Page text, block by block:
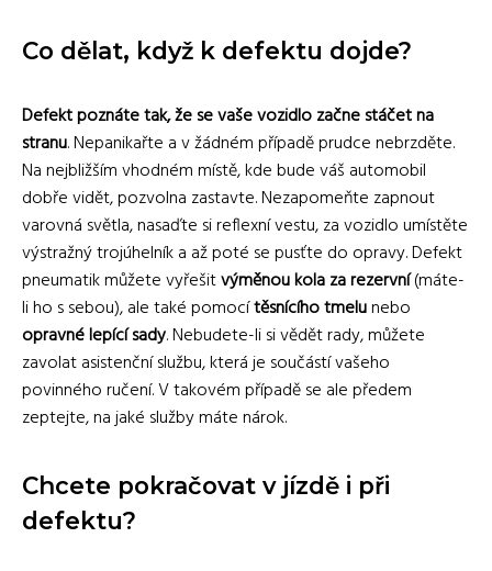
Co dělat, když k defektu dojde?
Defekt poznáte tak, že se vaše vozidlo začne stáčet na
stranu. Nepanikařte a v žádném případě prudce nebrzděte.
Na nejbližším vhodném místě, kde bude váš automobil
dobře vidět, pozvolna zastavte. Nezapomeňte zapnout
varovná světla, nasaďte si reflexní vestu, za vozidlo umístěte
výstražný trojúhelník a až poté se pusťte do opravy. Defekt
pneumatik můžete vyřešitvýměnou kola za rezervní(máte-
li ho s sebou), ale také pomocítěsnícího tmelunebo
opravné lepící sady. Nebudete-li si vědět rady, můžete
zavolat asistenční službu, která je součástí vašeho
povinného ručení. V takovém případě se ale předem
zeptejte, na jaké služby máte nárok.
Chcete pokračovat v jízdě i při
defektu?